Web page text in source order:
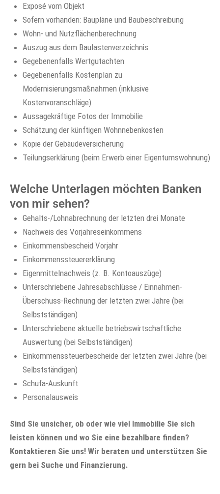
Exposé vom Objekt
Sofern vorhanden: Baupläne und Baubeschreibung
Wohn- und Nutzflächenberechnung
Auszug aus dem Baulastenverzeichnis
Gegebenenfalls Wertgutachten
Gegebenenfalls Kostenplan zu
Modernisierungsmaßnahmen (inklusive
Kostenvoranschläge)
Aussagekräftige Fotos der Immobilie
Schätzung der künftigen Wohnnebenkosten
Kopie der Gebäudeversicherung
Teilungserklärung (beim Erwerb einer Eigentumswohnung)
Welche Unterlagen möchten Banken
von mir sehen?
Gehalts-/Lohnabrechnung der letzten drei Monate
Nachweis des Vorjahreseinkommens
Einkommensbescheid Vorjahr
Einkommenssteuererklärung
Eigenmittelnachweis (z. B. Kontoauszüge)
Unterschriebene Jahresabschlüsse / Einnahmen-
Überschuss-Rechnung der letzten zwei Jahre (bei
Selbstständigen)
Unterschriebene aktuelle betriebswirtschaftliche
Auswertung (bei Selbstständigen)
Einkommenssteuerbescheide der letzten zwei Jahre (bei
Selbstständigen)
Schufa-Auskunft
Personalausweis
Sind Sie unsicher, ob oder wie viel Immobilie Sie sich
leisten können und wo Sie eine bezahlbare finden?
Kontaktieren Sie uns! Wir beraten und unterstützen Sie
gern bei Suche und Finanzierung.